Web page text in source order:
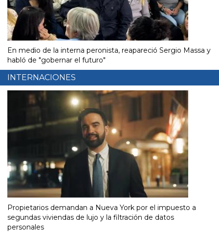
En medio de la interna peronista, reapareció Sergio Massa y
habló de "gobernar el futuro"
INTERNACIONES
Propietarios demandan a Nueva York por el impuesto a
segundas viviendas de lujo y la filtración de datos
personales